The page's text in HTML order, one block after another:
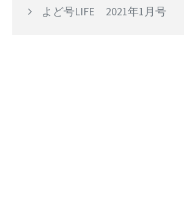
よど号LIFE 2021年1月号